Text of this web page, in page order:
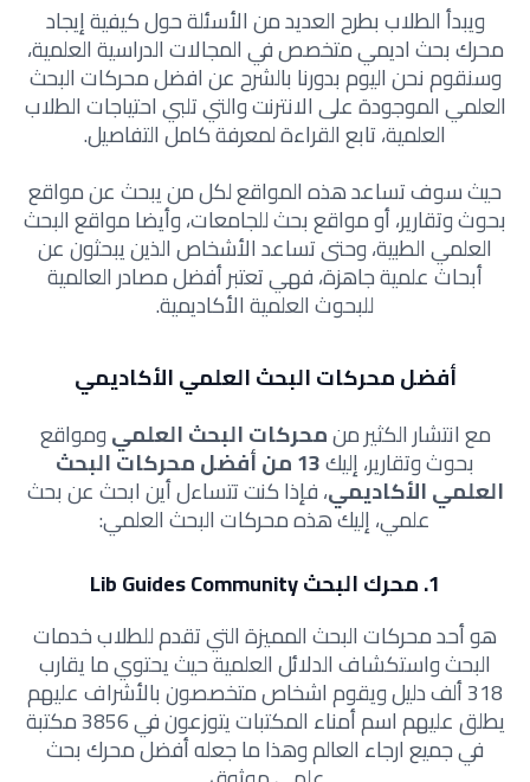
ويبدأ الطلاب بطرح العديد من الأسئلة حول كيفية إيجاد
محرك بحث اديمي متخصص في المجالات الدراسية العلمية،
وسنقوم نحن اليوم بدورنا بالشرح عن افضل محركات البحث
العلمي الموجودة على الانترنت والتي تلبي احتياجات الطلاب
العلمية، تابع القراءة لمعرفة كامل التفاصيل.
حيث سوف تساعد هذه المواقع لكل من يبحث عن مواقع
بحوث وتقارير، أو مواقع بحث للجامعات، وأيضا مواقع البحث
العلمي الطبية، وحتى تساعد الأشخاص الذين يبحثون عن
أبحاث علمية جاهزة، فهي تعتبر أفضل مصادر العالمية
للبحوث العلمية الأكاديمية.
أفضل محركات البحث العلمي الأكاديمي
مع انتشار الكثير منمحركات البحث العلميومواقع
بحوث وتقارير، إليك 13 من أفضل محركات البحث
العلمي الأكاديمي، فإذا كنت تتساءل أين ابحث عن بحث
علمي، إليك هذه محركات البحث العلمي:
1. محرك البحث Lib Guides Community
هو أحد محركات البحث المميزة التي تقدم للطلاب خدمات
البحث واستكشاف الدلائل العلمية حيث يحتوي ما يقارب
318 ألف دليل ويقوم اشخاص متخصصون بالأشراف عليهم
يطلق عليهم اسم أمناء المكتبات يتوزعون في 3856 مكتبة
في جميع ارجاء العالم وهذا ما جعله أفضل محرك بحث